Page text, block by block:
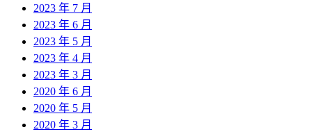
2023 年 7 月
2023 年 6 月
2023 年 5 月
2023 年 4 月
2023 年 3 月
2020 年 6 月
2020 年 5 月
2020 年 3 月